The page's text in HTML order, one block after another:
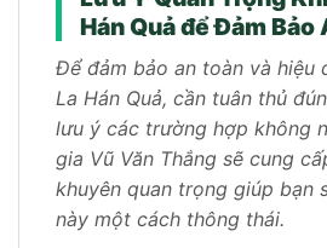
Hán Quả để Đảm Bảo
Để đảm bảo an toàn và hiệu
La Hán Quả, cần tuân thủ
lưu ý các trường hợp không
gia Vũ Văn Thắng sẽ cung
khuyên quan trọng giúp bạn
này một cách thông thái.